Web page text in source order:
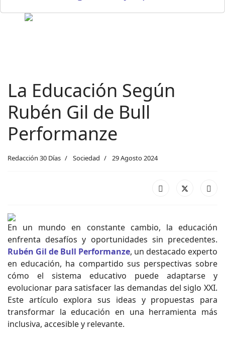
La Educación Según
Rubén Gil de Bull
Performanze
Redacción 30 Días Sociedad 29 Agosto 2024
En un mundo en constante cambio, la educación
enfrenta desafíos y oportunidades sin precedentes.
Rubén Gil de Bull Performanze, un destacado experto
en educación, ha compartido sus perspectivas sobre
cómo el sistema educativo puede adaptarse y
evolucionar para satisfacer las demandas del siglo XXI.
Este artículo explora sus ideas y propuestas para
transformar la educación en una herramienta más
inclusiva, accesible y relevante.